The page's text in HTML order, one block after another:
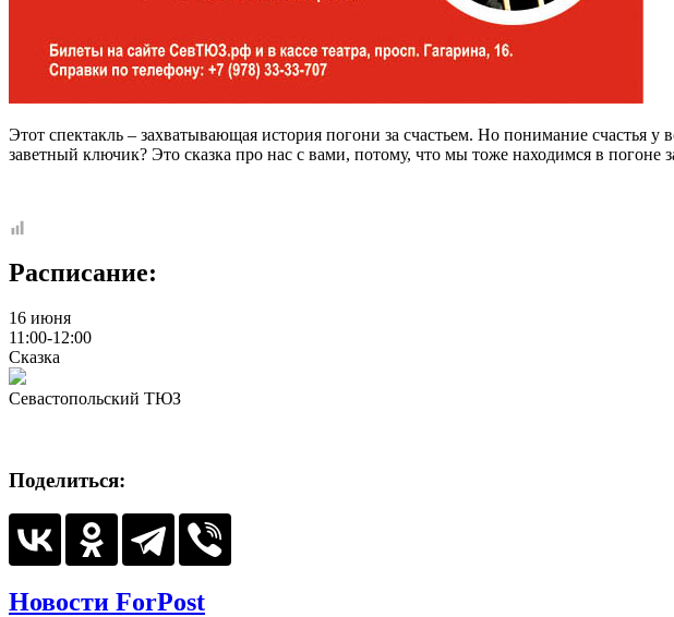
Этот спектакль – захватывающая история погони за счастьем. Но понимание счастья
заветный ключик? Это сказка про нас с вами, потому, что мы тоже находимся в
Расписание:
16 июня
11:00-12:00
Сказка
Севастопольский ТЮЗ
Поделиться:
Новости ForPost